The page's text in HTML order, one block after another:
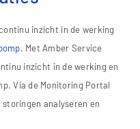
inzicht in de werking
. Met Amber Service
inzicht in de werking en
Via de Monitoring Portal
analyseren en